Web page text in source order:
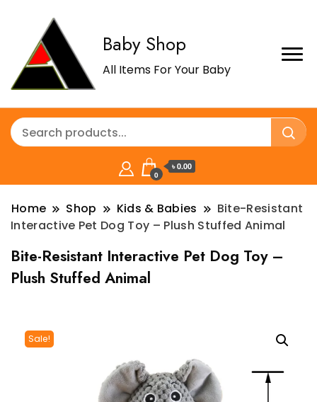
Baby Shop
All Items For Your Baby
0
৳ 0.00
Home Shop Kids & Babies
Bite-Resistant
Interactive Pet Dog Toy – Plush Stuffed Animal
Bite-Resistant Interactive Pet Dog Toy –
Plush Stuffed Animal
Sale!